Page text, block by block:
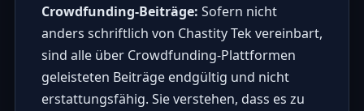
Crowdfunding-Beiträge: Sofern nicht
anders schriftlich von Chastity Tek vereinbart,
sind alle über Crowdfunding-Plattformen
geleisteten Beiträge endgültig und nicht
erstattungsfähig. Sie verstehen, dass es zu